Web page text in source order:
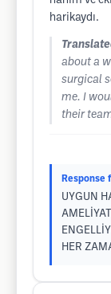
harikaydı.
about a
surgical
me. I
their
Response
UYGUN
HER